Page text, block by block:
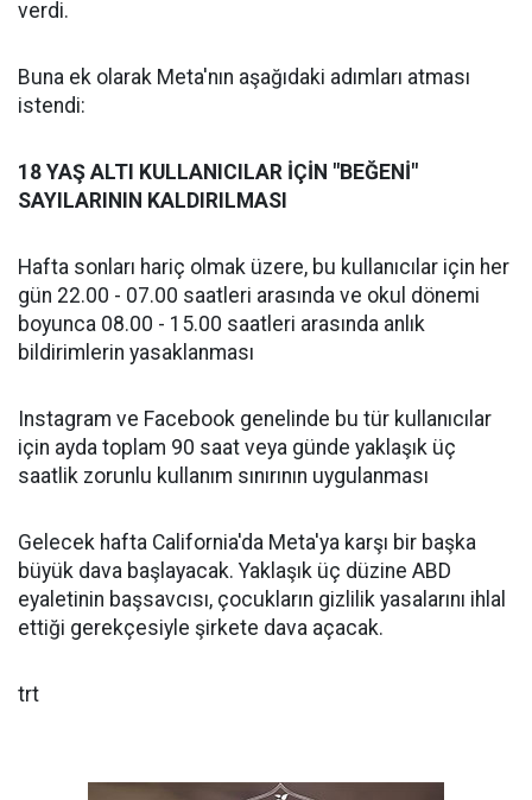
verdi.
Buna ek olarak Meta'nın aşağıdaki adımları atması
istendi:
18 YAŞ ALTI KULLANICILAR İÇİN "BEĞENİ"
SAYILARININ KALDIRILMASI
Hafta sonları hariç olmak üzere, bu kullanıcılar için her
gün 22.00 - 07.00 saatleri arasında ve okul dönemi
boyunca 08.00 - 15.00 saatleri arasında anlık
bildirimlerin yasaklanması
Instagram ve Facebook genelinde bu tür kullanıcılar
için ayda toplam 90 saat veya günde yaklaşık üç
saatlik zorunlu kullanım sınırının uygulanması
Gelecek hafta California'da Meta'ya karşı bir başka
büyük dava başlayacak. Yaklaşık üç düzine ABD
eyaletinin başsavcısı, çocukların gizlilik yasalarını ihlal
ettiği gerekçesiyle şirkete dava açacak.
trt